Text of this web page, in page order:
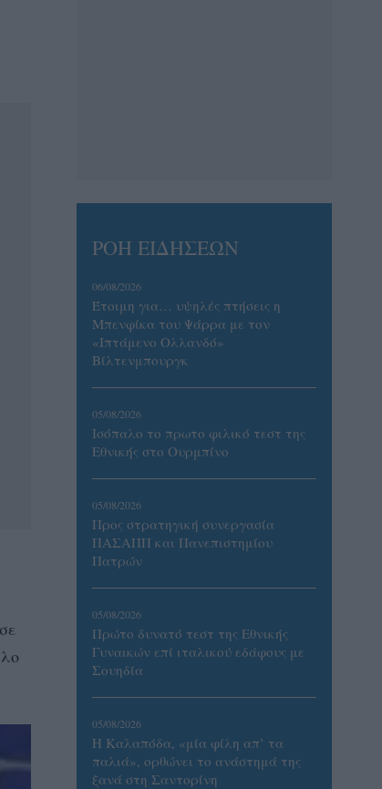
ΡΟΗ ΕΙΔΗΣΕΩΝ
06/08/2026
Έτοιμη για… υψηλές πτήσεις η
Μπενφίκα του Ψάρρα με τον
«Ιπτάμενο Ολλανδό»
Βίλτενμπουργκ
05/08/2026
Ισόπαλο το πρωτο φιλικό τεστ της
Εθνικής στο Ουρμπίνο
05/08/2026
Προς στρατηγική συνεργασία
ΠΑΣΑΠΠ και Πανεπιστημίου
Πατρών
05/08/2026
Πρώτο δυνατό τεστ της Εθνικής
Γυναικών επί ιταλικού εδάφους με
Σουηδία
05/08/2026
Η Καλαπόδα, «μία φίλη απ’ τα
παλιά», ορθώνει το ανάστημά της
ξανά στη Σαντορίνη